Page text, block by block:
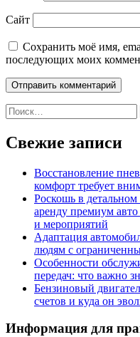
Сайт
Сохранить моё имя,
последующих моих
Найти:
Свежие записи
Восстановление
комфорт требует
Роскошь в
аренду премиум авто
и мероприятий
Адаптация
людям с
Особенности
передач: что важно
Бензиновый
счетов и куда он
Информация для